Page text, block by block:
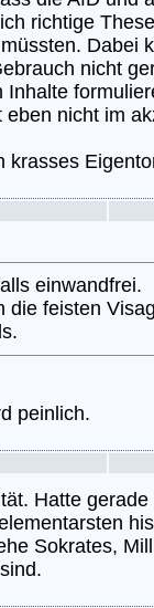
richtige
Dabei
nicht
nicht im
krasses
einwandfrei.
die feisten
peinlich.
Hatte
Sokrates,